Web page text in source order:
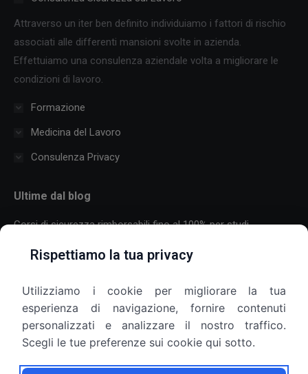
windowwindow
Attraverso un iter ben definito individuiamo i fattori di rischio
associati alle differenti mansioni svolte in azienda.
Effettuiamo una consulenza aziendale volta a migliorare le
condizioni di lavoro.
Formazione
Medicina del Lavoro
Consulenza Privacy
Ultime dal blog
Corsi di sicurezza rimborsabili fino al 100% per studi
30 Luglio 2026
Formazione sulla sicurezza per aziende con molti dipendenti:
come organizzare corsi, scadenze e più sedi
25 Luglio 2026
Armadietti aziendali e privacy: il datore di lavoro può aprirli?
Rispettiamo la tua privacy
Utilizziamo i cookie per migliorare la tua
esperienza di navigazione, fornire contenuti
personalizzati e analizzare il nostro traffico.
Scegli le tue preferenze sui cookie qui sotto.